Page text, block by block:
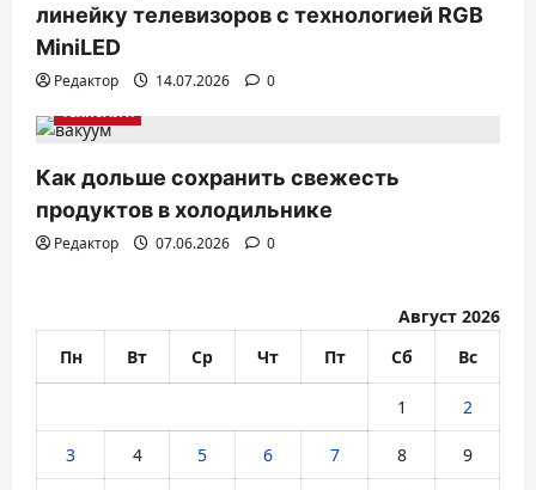
я
м
линейку телевизоров с технологией RGB
MiniLED
Редактор 14.07.2026
0
ТехноХит.
Как дольше сохранить свежесть
продуктов в холодильнике
Редактор 07.06.2026 0
Август 2026
Пн
Вт Ср Чт Пт Сб Вс
1 2
3 4 5 6 7 8 9